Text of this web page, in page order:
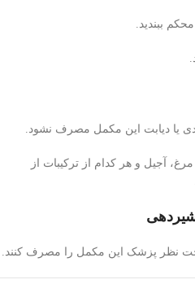
ببندید.
یا دیابت این مکمل مصرف نشود.
آجیل و هر کدام از ترکیبات از
تحت نظر پزشک این مکمل را مصرف کنند.